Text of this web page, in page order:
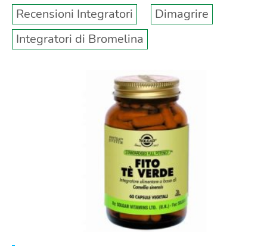
Recensioni Integratori
Dimagrire
Integratori di Bromelina